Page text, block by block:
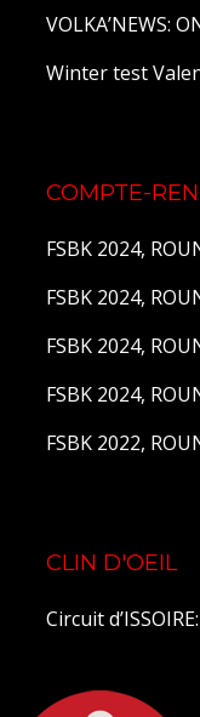
VOLKA’NEWS:
Winter test
COMPTE-
FSBK 2024,
FSBK 2024,
FSBK 2024,
FSBK 2024,
FSBK 2022,
CLIN D'OEIL
Circuit